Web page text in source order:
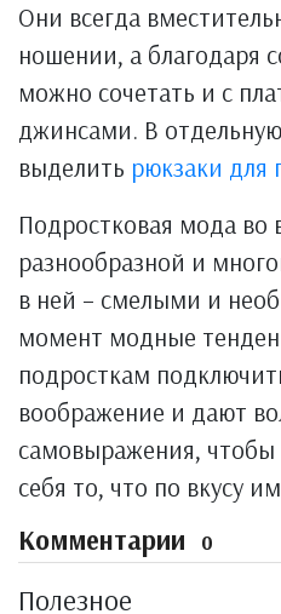
Они всегда
ношении, а благодаря
можно сочетать и с
джинсами. В
выделить рюкзаки для
Подростковая мода во
разнообразной и
в ней – смелыми и
момент модные
подросткам
воображение и дают
самовыражения,
себя то, что по вкусу
Комментарии 0
Полезное